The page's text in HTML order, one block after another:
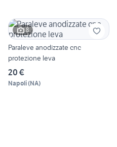
8
Paraleve anodizzate cnc
protezione leva
20 €
Napoli(NA)